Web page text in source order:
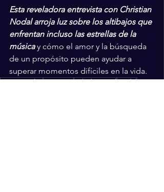
Esta reveladora entrevista con Christian
Nodal arroja luz sobre los altibajos que
enfrentan incluso las estrellas de la
música y cómo el amor y la búsqueda
de un propósito pueden ayudar a
superar momentos difíciles en la vida.
EspectáculosCantanteSalud mentalNodal